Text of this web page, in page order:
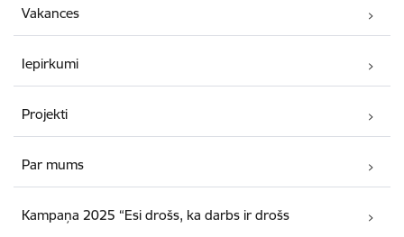
Vakances
Iepirkumi
Projekti
Par mums
Kampaņa 2025 “Esi drošs, ka darbs ir drošs